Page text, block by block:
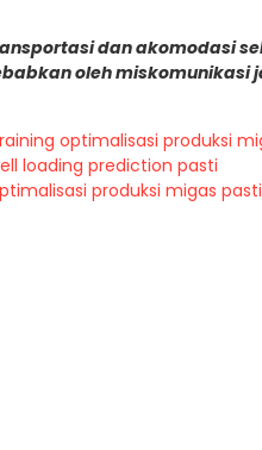
dan akomodasi
oleh miskomunikasi
optimalisasi produksi
loading prediction pasti
produksi migas